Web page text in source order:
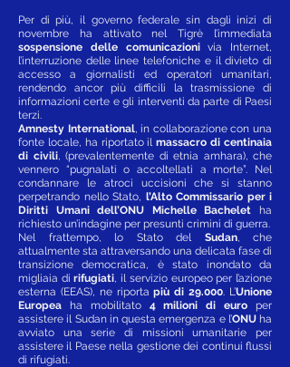
Per di più, il governo federale sin dagli inizi di
novembre ha attivato nel Tigrè l’immediata
sospensione delle comunicazionivia Internet,
l’interruzione delle linee telefoniche e il divieto di
accesso a giornalisti ed operatori umanitari,
rendendo ancor più difficili la trasmissione di
informazioni certe e gli interventi da parte di Paesi
terzi.
Amnesty International, in collaborazione con una
fonte locale, ha riportato ilmassacro di centinaia
di civili, (prevalentemente di etnia amhara), che
vennero “pugnalati o accoltellati a morte”. Nel
condannare le atroci uccisioni che si stanno
perpetrando nello Stato, l’Alto Commissario per i
Diritti Umani dell’ONU Michelle Bachelet ha
richiesto un’indagine per presunti crimini di guerra.
Nel frattempo, lo Stato del Sudan, che
attualmente sta attraversando una delicata fase di
transizione democratica, è stato inondato da
migliaia dirifugiati, il servizio europeo per l’azione
esterna (EEAS), ne riportapiù di 29.000. L’Unione
Europea ha mobilitato 4 milioni di euro per
assistere il Sudan in questa emergenza e l’ONUha
avviato una serie di missioni umanitarie per
assistere il Paese nella gestione dei continui flussi
di rifugiati.